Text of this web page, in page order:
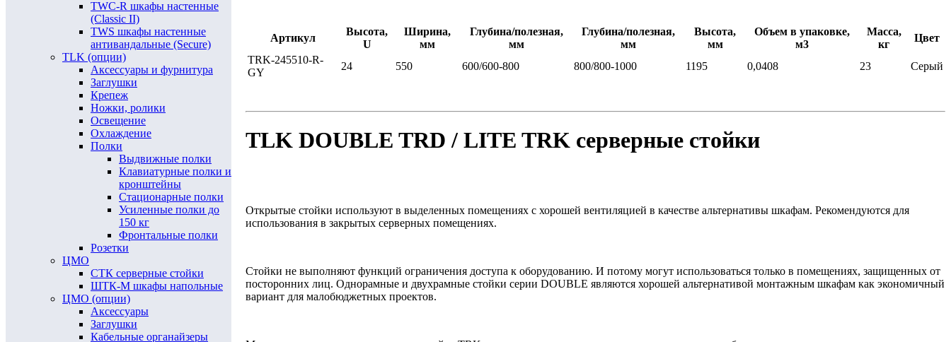
TWC-R шкафы настенные
(Classic II)
TWS шкафы настенные
антивандальные (Secure)
TLK (опции)
Аксессуары и фурнитура
Заглушки
Крепеж
Ножки, ролики
Освещение
Охлаждение
Полки
Выдвижные полки
Клавиатурные полки и
кронштейны
Стационарные полки
Усиленные полки до
150 кг
Фронтальные полки
Розетки
ЦМО
СТК серверные стойки
ШТК-М шкафы напольные
ЦМО (опции)
Аксессуары
Заглушки
Кабельные органайзеры
Артикул
Высота,
U
Ширина,
мм
Глубина/полезная,
мм
Глубина/полезная,
мм
Высота,
мм
Объем в упаковке,
м3
Масса,
кг
Цвет
TRK-245510-R-
GY
24 550 600/600-800 800/800-1000 1195 0,0408 23 Серый
TLK DOUBLE TRD / LITE TRK серверные стойки
Открытые стойки используют в выделенных помещениях с хорошей вентиляцией в качестве альтернативы шкафам. Рекомендуются для
использования в закрытых серверных помещениях.
Стойки не выполняют функций ограничения доступа к оборудованию. И потому могут использоваться только в помещениях, защищенных от
посторонних лиц. Однорамные и двухрамные стойки серии DOUBLE являются хорошей альтернативой монтажным шкафам как экономичный
вариант для малобюджетных проектов.